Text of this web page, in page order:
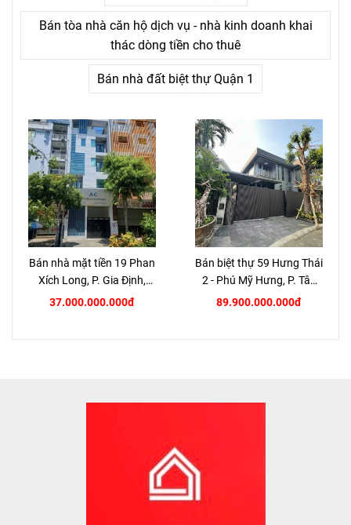
Bán tòa nhà căn hộ dịch vụ - nhà kinh doanh khai
thác dòng tiền cho thuê
Bán nhà đất biệt thự Quận 1
Bán nhà mặt tiền 19 Phan
Xích Long, P. Gia Định,
TP.HCM
37.000.000.000đ
Bán biệt thự 59 Hưng Thái
2 - Phú Mỹ Hưng, P. Tân
Hưng, Quận 7
89.900.000.000đ